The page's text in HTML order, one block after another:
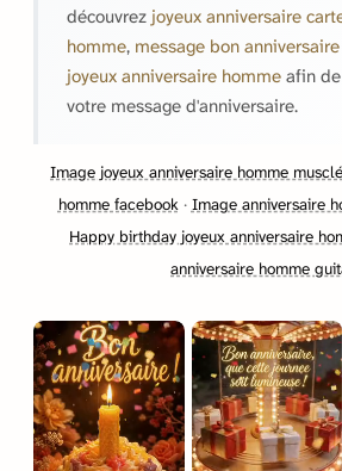
découvrez joyeux anniversaire
homme, message bon
joyeux anniversaire homme afin
votre message d'anniversaire.
Image joyeux anniversaire homme musclé
homme facebook· Image anniversaire
Happy birthday joyeux anniversaire
anniversaire homme